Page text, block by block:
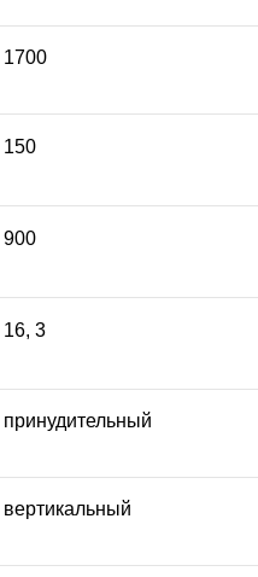
1700
150
900
16, 3
принудительный
вертикальный